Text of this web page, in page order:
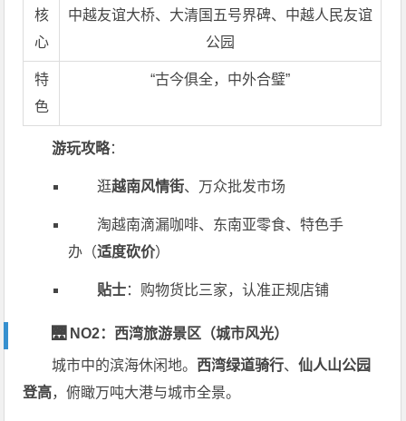
核
心
中越友谊大桥、大清国五号界碑、中越人民友谊
公园
特
色
“古今俱全，中外合璧”
游玩攻略：
逛越南风情街、万众批发市场
淘越南滴漏咖啡、东南亚零食、特色手
办（适度砍价）
贴士：购物货比三家，认准正规店铺
🌉 NO2：西湾旅游景区（城市风光）
城市中的滨海休闲地。 西湾绿道骑行、仙人山公园
登高，俯瞰万吨大港与城市全景。